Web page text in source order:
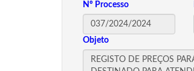
Nº Processo
Objeto